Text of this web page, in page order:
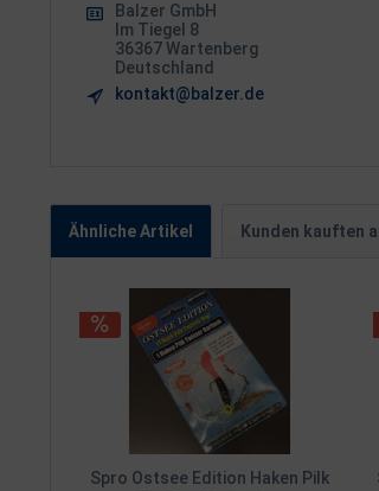
Balzer GmbH
Im Tiegel 8
36367 Wartenberg
Deutschland
kontakt@balzer.de
Ähnliche Artikel Kunden kauften
Spro Ostsee Edition Haken Pilk